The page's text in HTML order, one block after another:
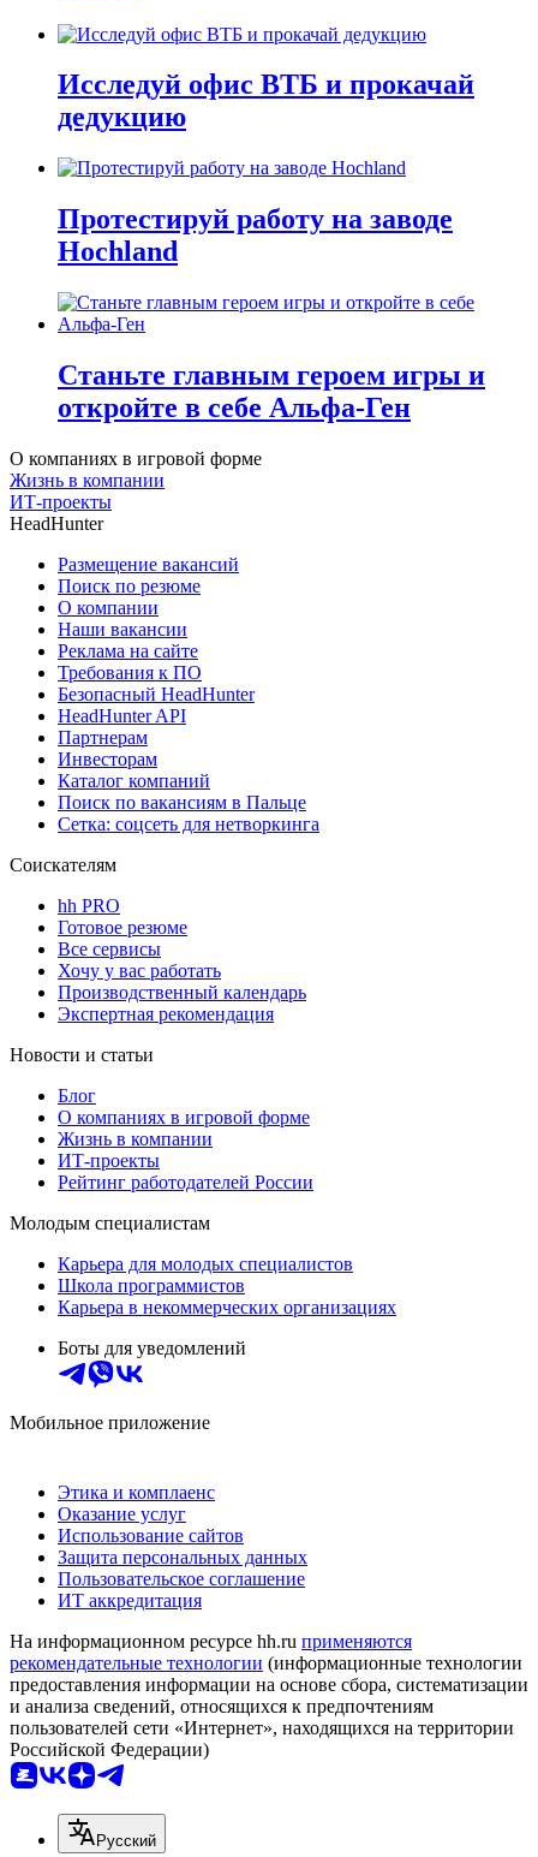
Исследуй офис ВТБ и прокачай
дедукцию
Протестируй работу на заводе
Hochland
Станьте главным героем игры и
откройте в себе Альфа-Ген
О компаниях в игровой форме
Жизнь в компании
ИТ-проекты
HeadHunter
Размещение вакансий
Поиск по резюме
О компании
Наши вакансии
Реклама на сайте
Требования к ПО
Безопасный HeadHunter
HeadHunter API
Партнерам
Инвесторам
Каталог компаний
Поиск по вакансиям в Пальце
Сетка: соцсеть для нетворкинга
Соискателям
hh PRO
Готовое резюме
Все сервисы
Хочу у вас работать
Производственный календарь
Экспертная рекомендация
Новости и статьи
Блог
О компаниях в игровой форме
Жизнь в компании
ИТ-проекты
Рейтинг работодателей России
Молодым специалистам
Карьера для молодых специалистов
Школа программистов
Карьера в некоммерческих организациях
Боты для уведомлений
Мобильное приложение
Этика и комплаенс
Оказание услуг
Использование сайтов
Защита персональных данных
Пользовательское соглашение
ИТ аккредитация
На информационном ресурсе hh.ru применяются
рекомендательные технологии (информационные технологии
предоставления информации на основе сбора, систематизации
и анализа сведений, относящихся к предпочтениям
пользователей сети «Интернет», находящихся на территории
Российской Федерации)
Русский